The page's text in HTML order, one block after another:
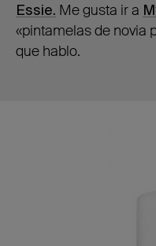
Essie. Me gusta ir a
«pintamelas de novia
que hablo.